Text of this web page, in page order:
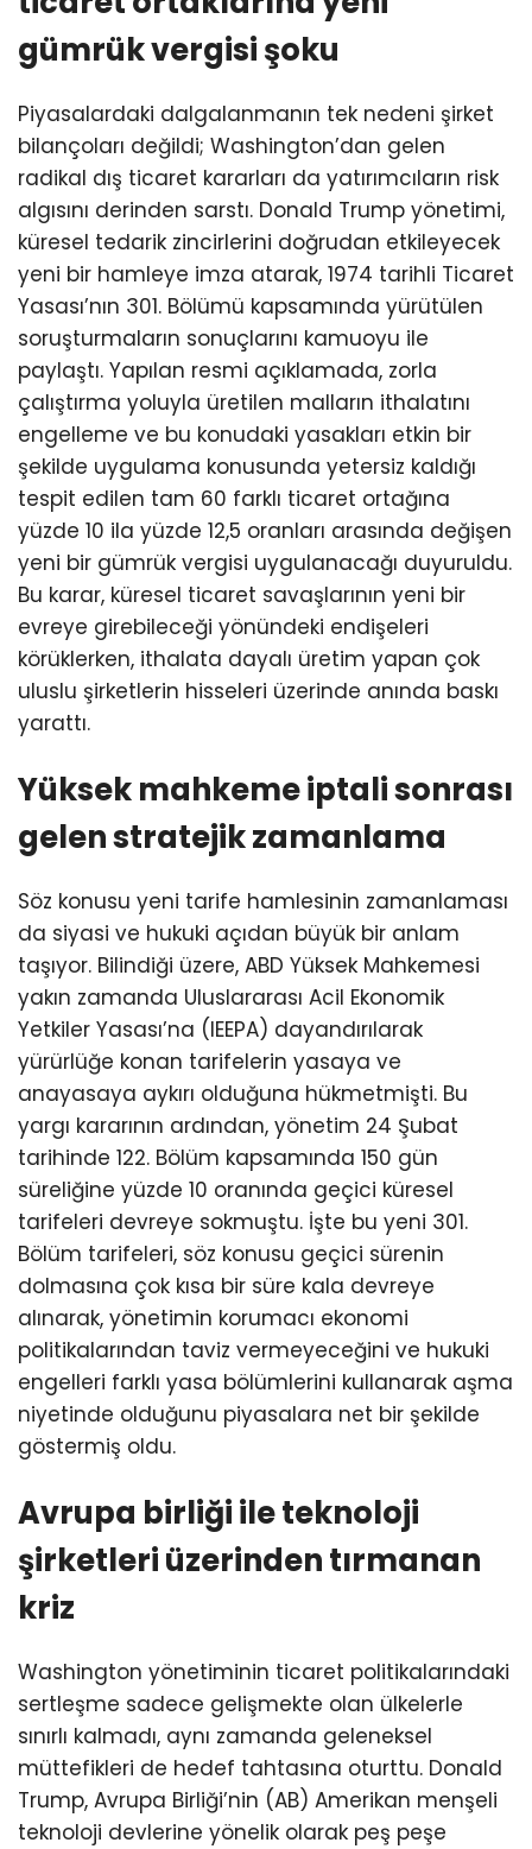
gümrük vergisi şoku
Piyasalardaki dalgalanmanın tek nedeni şirket
bilançoları değildi; Washington’dan gelen
radikal dış ticaret kararları da yatırımcıların risk
algısını derinden sarstı. Donald Trump yönetimi,
küresel tedarik zincirlerini doğrudan etkileyecek
yeni bir hamleye imza atarak, 1974 tarihli Ticaret
Yasası’nın 301. Bölümü kapsamında yürütülen
soruşturmaların sonuçlarını kamuoyu ile
paylaştı. Yapılan resmi açıklamada, zorla
çalıştırma yoluyla üretilen malların ithalatını
engelleme ve bu konudaki yasakları etkin bir
şekilde uygulama konusunda yetersiz kaldığı
tespit edilen tam 60 farklı ticaret ortağına
yüzde 10 ila yüzde 12,5 oranları arasında değişen
yeni bir gümrük vergisi uygulanacağı duyuruldu.
Bu karar, küresel ticaret savaşlarının yeni bir
evreye girebileceği yönündeki endişeleri
körüklerken, ithalata dayalı üretim yapan çok
uluslu şirketlerin hisseleri üzerinde anında baskı
yarattı.
Yüksek mahkeme iptali sonrası
gelen stratejik zamanlama
Söz konusu yeni tarife hamlesinin zamanlaması
da siyasi ve hukuki açıdan büyük bir anlam
taşıyor. Bilindiği üzere, ABD Yüksek Mahkemesi
yakın zamanda Uluslararası Acil Ekonomik
Yetkiler Yasası’na (IEEPA) dayandırılarak
yürürlüğe konan tarifelerin yasaya ve
anayasaya aykırı olduğuna hükmetmişti. Bu
yargı kararının ardından, yönetim 24 Şubat
tarihinde 122. Bölüm kapsamında 150 gün
süreliğine yüzde 10 oranında geçici küresel
tarifeleri devreye sokmuştu. İşte bu yeni 301.
Bölüm tarifeleri, söz konusu geçici sürenin
dolmasına çok kısa bir süre kala devreye
alınarak, yönetimin korumacı ekonomi
politikalarından taviz vermeyeceğini ve hukuki
engelleri farklı yasa bölümlerini kullanarak aşma
niyetinde olduğunu piyasalara net bir şekilde
göstermiş oldu.
Avrupa birliği ile teknoloji
şirketleri üzerinden tırmanan
kriz
Washington yönetiminin ticaret politikalarındaki
sertleşme sadece gelişmekte olan ülkelerle
sınırlı kalmadı, aynı zamanda geleneksel
müttefikleri de hedef tahtasına oturttu. Donald
Trump, Avrupa Birliği’nin (AB) Amerikan menşeli
teknoloji devlerine yönelik olarak peş peşe